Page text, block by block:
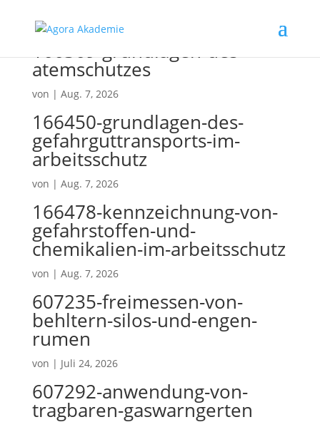
166369-grundlagen-des-
atemschutzes
von | Aug. 7, 2026
166450-grundlagen-des-
gefahrguttransports-im-
arbeitsschutz
von | Aug. 7, 2026
166478-kennzeichnung-von-
gefahrstoffen-und-
chemikalien-im-arbeitsschutz
von | Aug. 7, 2026
607235-freimessen-von-
behltern-silos-und-engen-
rumen
von | Juli 24, 2026
607292-anwendung-von-
tragbaren-gaswarngerten